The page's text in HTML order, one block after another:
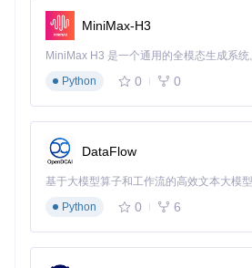
MiniMax-H3
Python
0 0
DataFlow
基于大模型算子和工作流的高效文本大模
Python
0 6